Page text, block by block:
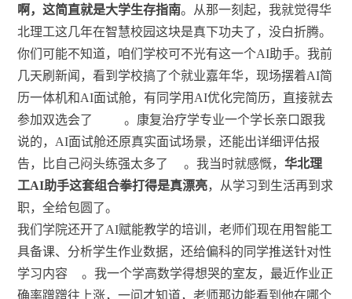
啊，这简直就是大学生存指南。从那一刻起，我就觉得华
北理工这几年在智慧校园这块是真下功夫了，没白折腾。
你们可能不知道，咱们学校可不光有这一个AI助手。我前
几天刷新闻，看到学校搞了个就业嘉年华，现场摆着AI简
历一体机和AI面试舱，有同学用AI优化完简历，直接就去
参加双选会了
。康复治疗学专业一个学长亲口跟我
说的，AI面试舱还原真实面试场景，还能出详细评估报
告，比自己闷头练强太多了
。我当时就感慨，华北理
工AI助手这套组合拳打得是真漂亮，从学习到生活再到求
职，全给包圆了。
我们学院还开了AI赋能教学的培训，老师们现在用智能工
具备课、分析学生作业数据，还给偏科的同学推送针对性
学习内容
。我一个学高数学得想哭的室友，最近作业正
确率蹭蹭往上涨，一问才知道，老师那边能看到他在哪个